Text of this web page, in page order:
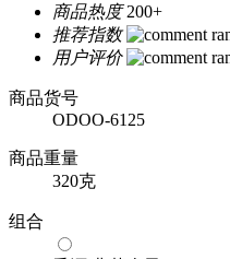
商品热度 200+
推荐指数
用户评价
商品货号
ODOO-6125
商品重量
320克
组合